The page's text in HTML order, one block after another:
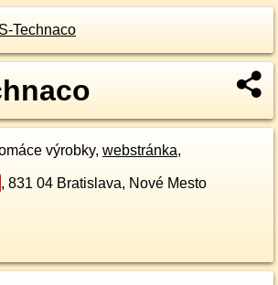
Technaco
výrobky, webstránka,
, 831 04 Bratislava, Nové Mesto